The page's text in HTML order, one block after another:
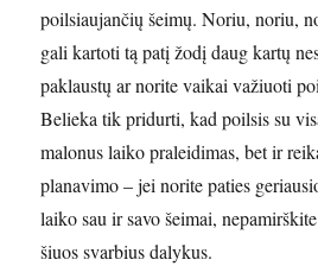
poilsiaujančių šeimų. Noriu, noriu,
gali kartoti tą patį žodį daug kartų
paklaustų ar norite vaikai važiuoti
Belieka tik pridurti, kad poilsis su
malonus laiko praleidimas, bet ir
planavimo – jei norite paties
laiko sau ir savo šeimai,
šiuos svarbius dalykus.